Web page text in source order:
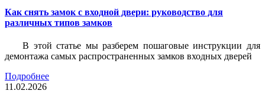
Как снять замок с входной двери: руководство для
различных типов замков
В этой статье мы разберем пошаговые инструкции для
демонтажа самых распространенных замков входных дверей
Подробнее
11.02.2026